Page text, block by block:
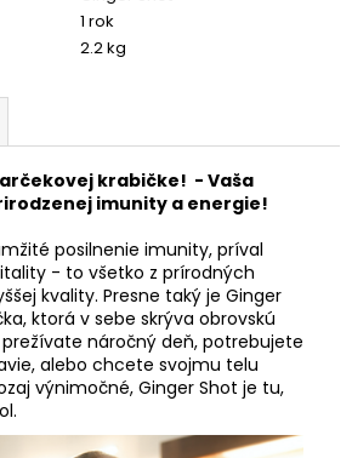
1 rok
2.2 kg
krabičke! - Vaša
imunity a energie!
posilnenie imunity, príval
- to všetko z prírodných
kvality. Presne taký je Ginger
ktorá v sebe skrýva obrovskú
prežívate náročný deň, potrebujete
alebo chcete svojmu telu
výnimočné, Ginger Shot je tu,